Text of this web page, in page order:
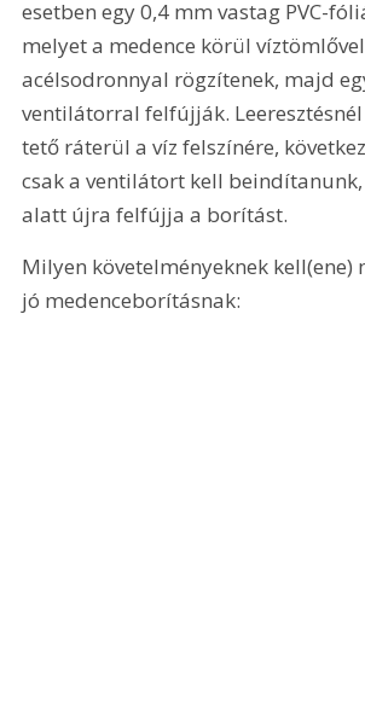
esetben egy 0,4 mm vastag PVC-
melyet a medence körül
acélsodronnyal rögzítenek, majd
ventilátorral felfújják.
tető ráterül a víz felszínére,
csak a ventilátort kell
alatt újra felfújja a borítást.
Milyen követelményeknek kell(ene)
jó medenceborításnak: